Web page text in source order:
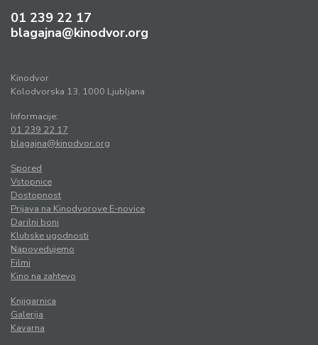
01 239 22 17
blagajna@kinodvor.org
Kinodvor
Kolodvorska 13, 1000 Ljubljana
Informacije:
01 239 22 17
blagajna@kinodvor.org
Spored
Vstopnice
Dostopnost
Prijava na Kinodvorove E-novice
Darilni boni
Klubske ugodnosti
Napovedujemo
Filmi
Kino na zahtevo
Knjigarnica
Galerija
Kavarna